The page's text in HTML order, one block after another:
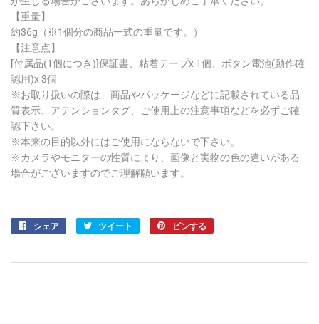
【重量】
約36g（※1個分の商品一式の重量です。）
【注意点】
[付属品(1個につき)]保証書、粘着テープx 1個、ボタン電池(動作確
認用)x 3個
※お取り扱いの際は、商品やパッケージなどに記載されている品
質表示、アテンションタグ、ご使用上の注意事項などを必ずご確
認下さい。
※本来の目的以外にはご使用にならないで下さい。
※カメラやモニターの性質により、画像と実物の色の違いがある
場合がございますのでご理解願います。
シェア
Facebookツイート
Twitter
ピンする